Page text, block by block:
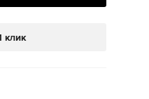
клик